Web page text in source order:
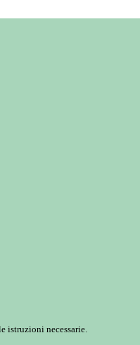
istruzioni necessarie.